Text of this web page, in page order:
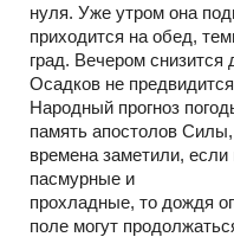
нуля. Уже утром она
приходится на обед,
град. Вечером
Осадков не
Народный прогноз
память апостолов
времена заметили, если
пасмурные и
прохладные, то дождя
поле могут